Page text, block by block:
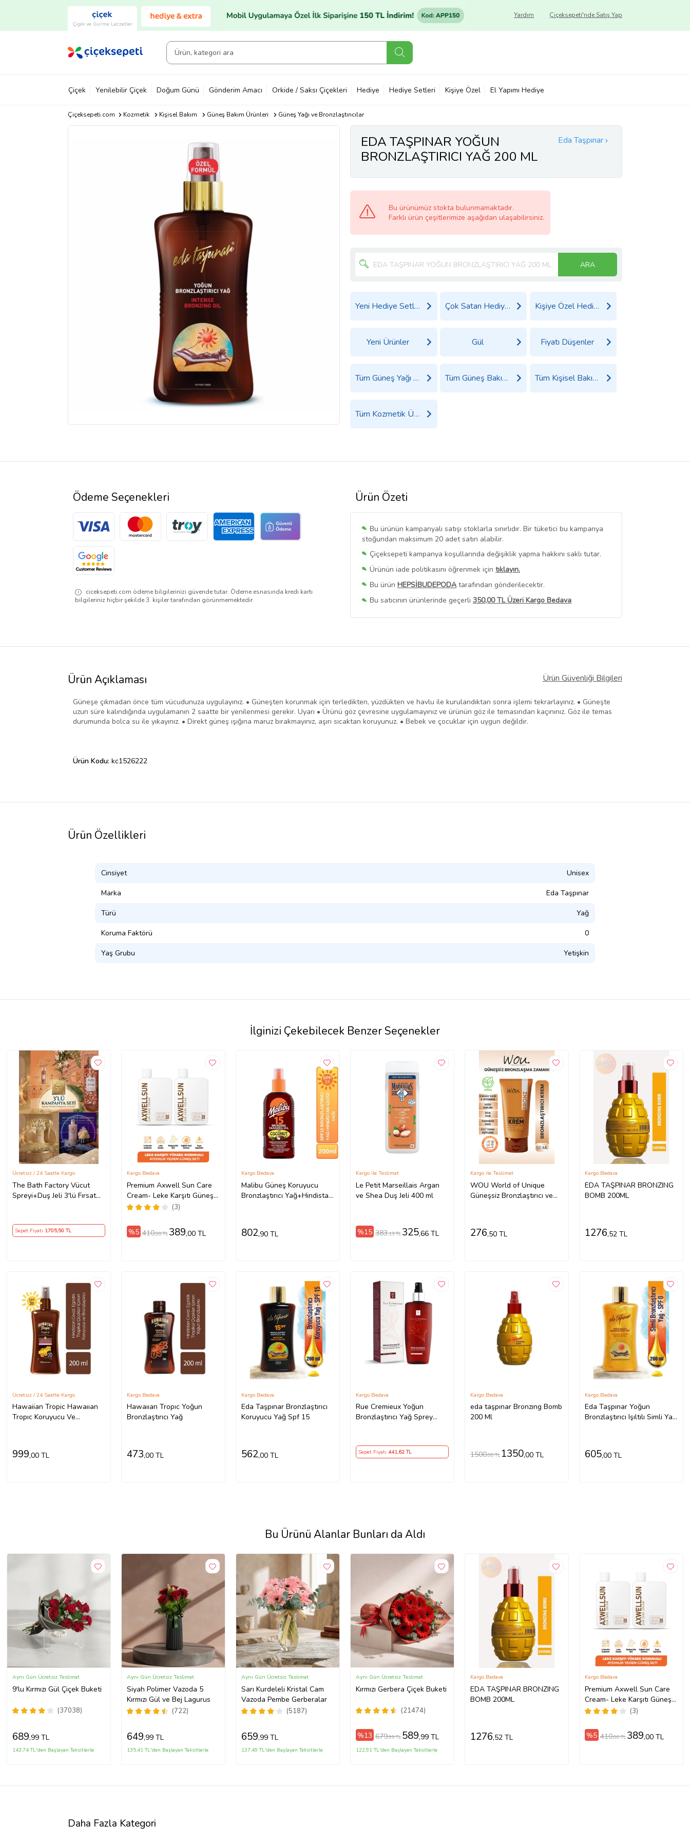
Çiçek ve Gurme Lezzetler
Çiçeksepeti'nde Satış Yap
Yardım
Çiçek Yenilebilir Çiçek Doğum Günü Gönderim Amacı Orkide / Saksı Çiçekleri Hediye Hediye Setleri Kişiye Özel El Yapımı Hediye
Çiçeksepeti.com Kozmetik Kişisel Bakım Güneş Bakım Ürünleri Güneş Yağı ve Bronzlaştırıcılar
Eda Taşpınar
EDA TAŞPINAR YOĞUN
BRONZLAŞTIRICI YAĞ 200 ML
Bu ürünümüz stokta bulunmamaktadır.
Farklı ürün çeşitlerimize aşağıdan ulaşabilirsiniz.
ARA
Yeni Hediye Setleri Çok Satan Hediyeler Kişiye Özel Hediyeler
Yeni Ürünler Gül Fiyatı Düşenler
Tüm Güneş Yağı ve Bronzlaştırıcılar Ürünleri Tüm Güneş Bakım Ürünleri Ürünleri Tüm Kişisel Bakım Ürünleri
Tüm Kozmetik Ürünleri
Ürün Özeti
Bu ürünün kampanyalı satışı stoklarla sınırlıdır. Bir tüketici bu kampanya
stoğundan maksimum 20 adet satın alabilir.
Çiçeksepeti kampanya koşullarında değişiklik yapma hakkını saklı tutar.
Ürünün iade politikasını öğrenmek için tıklayın.
Bu ürün HEPSİBUDEPODAtarafından gönderilecektir.
Bu satıcının ürünlerinde geçerli 350,00 TL Üzeri Kargo Bedava
Bu SatıcınınTüm Ürünlerini Görüntüle
Ödeme Seçenekleri
ciceksepeti.com ödeme bilgilerinizi güvende tutar. Ödeme esnasında kredi kartı
bilgileriniz hiçbir şekilde 3. kişiler tarafından görünmemektedir.
Ürün Açıklaması Ürün Güvenliği Bilgileri
Güneşe çıkmadan önce tüm vücudunuza uygulayınız. • Güneşten korunmak için terledikten, yüzdükten ve havlu ile kurulandıktan sonra işlemi tekrarlayınız. • Güneşte
uzun süre kalındığında uygulamanın 2 saatte bir yenilenmesi gerekir. Uyarı • Ürünü göz çevresine uygulamayınız ve ürünün göz ile temasından kaçınınız. Göz ile temas
durumunda bolca su ile yıkayınız. • Direkt güneş ışığına maruz bırakmayınız, aşırı sıcaktan koruyunuz. • Bebek ve çocuklar için uygun değildir.
Ürün Kodu: kc1526222
Ürün Özellikleri
Cinsiyet Unisex
Marka Eda Taşpınar
Türü Yağ
Koruma Faktörü 0
Yaş Grubu Yetişkin
İlginizi Çekebilecek Benzer Seçenekler
The Bath Factory Vücut
Spreyi+Duş Jeli 3'lü Fırsat
Ücretsiz / 24 Saatte Kargo
Sepet Fiyatı 1705,50 TL
Premium Axwell Sun Care
Cream- Leke Karşıtı Güneş
Koruyucu Krem SPF50+
(3)
Kargo Bedava
%5 410,00 TL 389,00 TL
Malibu Güneş Koruyucu
Bronzlaştırıcı Yağ+Hindistan
Kargo Bedava
802,90 TL
Le Petit Marseillais Argan
ve Shea Duş Jeli 400 ml
Kargo ile Teslimat
%15 383,13 TL 325,66 TL
WOU World of Unique
Güneşsiz Bronzlaştırıcı ve
Kargo ile Teslimat
276,50 TL
EDA TAŞPINAR BRONZING
BOMB 200ML
Kargo Bedava
1276,52 TL
Hawaiian Tropic Hawaııan
Tropıc Koruyucu Ve
Ücretsiz / 24 Saatte Kargo
999,00 TL
Hawaııan Tropıc Yoğun
Bronzlaştırıcı Yağ
Kargo Bedava
473,00 TL
Eda Taşpınar Bronzlaştırıcı
Koruyucu Yağ Spf 15
Kargo Bedava
562,00 TL
Rue Cremieux Yoğun
Bronzlaştırıcı Yağ Sprey
Yağı ) - Tk
Kargo Bedava
Sepet Fiyatı 441,62 TL
eda taşpınar Bronzıng Bomb
200 Ml
Kargo Bedava
1500,00 TL 1350,00 TL
Eda Taşpınar Yoğun
Bronzlaştırıcı Işıltılı Simli Yağ
Kargo Bedava
605,00 TL
Bu Ürünü Alanlar Bunları da Aldı
9'lu Kırmızı Gül Çiçek Buketi
(37038)
Aynı Gün Ücretsiz Teslimat
689,99 TL
143,74 TL'den Başlayan Taksitlerle
Siyah Polimer Vazoda 5
Kırmızı Gül ve Bej Lagurus
(722)
Aynı Gün Ücretsiz Teslimat
649,99 TL
135,41 TL'den Başlayan Taksitlerle
Sarı Kurdeleli Kristal Cam
Vazoda Pembe Gerberalar
(5187)
Aynı Gün Ücretsiz Teslimat
659,99 TL
137,49 TL'den Başlayan Taksitlerle
Kırmızı Gerbera Çiçek Buketi
(21474)
Aynı Gün Ücretsiz Teslimat
%13 679,99 TL 589,99 TL
122,91 TL'den Başlayan Taksitlerle
EDA TAŞPINAR BRONZING
BOMB 200ML
Kargo Bedava
1276,52 TL
Premium Axwell Sun Care
Cream- Leke Karşıtı Güneş
Koruyucu Krem SPF50+
(3)
Kargo Bedava
%5 410,00 TL 389,00 TL
Daha Fazla Kategori